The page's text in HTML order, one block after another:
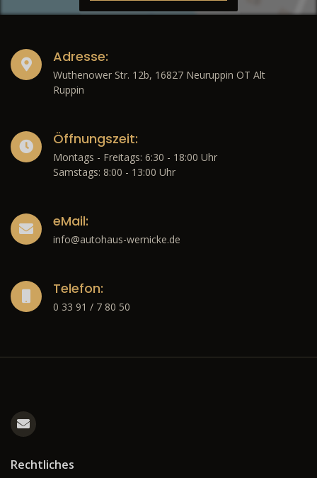
Adresse:
Wuthenower Str. 12b, 16827 Neuruppin OT Alt
Ruppin
Öffnungszeit:
Montags - Freitags: 6:30 - 18:00 Uhr
Samstags: 8:00 - 13:00 Uhr
eMail:
info@autohaus-wernicke.de
Telefon:
0 33 91 / 7 80 50
Rechtliches